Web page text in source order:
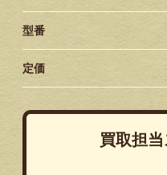
型番
定価
買取担